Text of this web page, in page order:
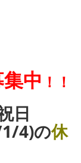
中 ！！
日
4)の休